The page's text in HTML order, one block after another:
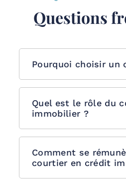
Questions
Pourquoi choisir un
Quel est le rôle du
immobilier ?
Comment se
courtier en crédit